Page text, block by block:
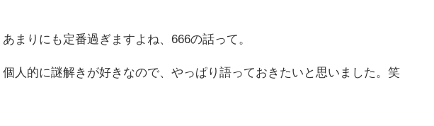
まりにも定番過ぎますよね、666の話って。
個人的に謎解きが好きなので、やっぱり語っておきたいと思いました。笑